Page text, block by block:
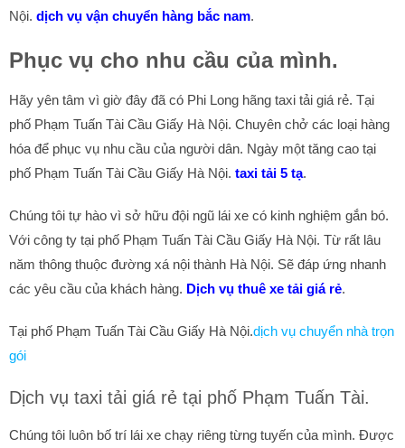
Nội. dịch vụ vận chuyển hàng bắc nam.
Phục vụ cho nhu cầu của mình.
Hãy yên tâm vì giờ đây đã có Phi Long hãng taxi tải giá rẻ. Tại
phố Phạm Tuấn Tài Cầu Giấy Hà Nội. Chuyên chở các loại hàng
hóa để phục vụ nhu cầu của người dân. Ngày một tăng cao tại
phố Phạm Tuấn Tài Cầu Giấy Hà Nội. taxi tải 5 tạ.
Chúng tôi tự hào vì sở hữu đội ngũ lái xe có kinh nghiệm gắn bó.
Với công ty tại phố Phạm Tuấn Tài Cầu Giấy Hà Nội. Từ rất lâu
năm thông thuộc đường xá nội thành Hà Nội. Sẽ đáp ứng nhanh
các yêu cầu của khách hàng. Dịch vụ thuê xe tải giá rẻ.
Tại phố Phạm Tuấn Tài Cầu Giấy Hà Nội.dịch vụ chuyển nhà trọn
gói
Dịch vụ taxi tải giá rẻ tại phố Phạm Tuấn Tài.
Chúng tôi luôn bố trí lái xe chạy riêng từng tuyến của mình. Được